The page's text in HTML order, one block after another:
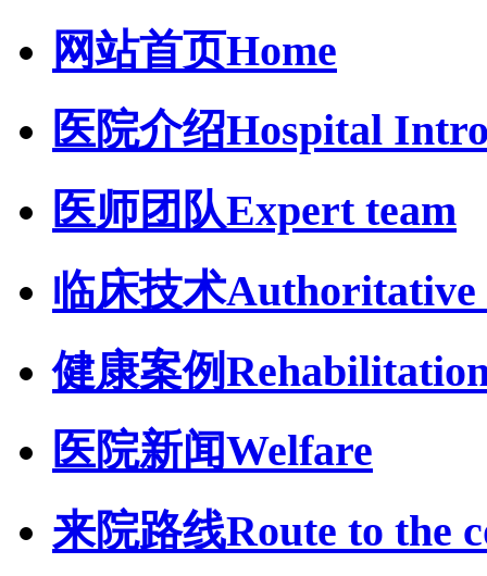
网站首页Home
医院介绍Hospital
医师团队Expert team
临床技术Authoritative
健康案例
医院新闻Welfare
来院路线Route to the